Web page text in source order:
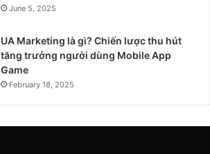
June 5, 2025
UA Marketing là gì? Chiến lược thu hút
tăng trưởng người dùng Mobile App
Game
February 18, 2025